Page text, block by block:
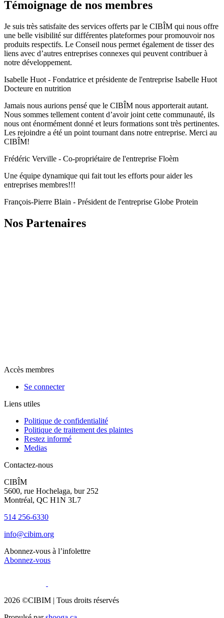
Témoignage de nos membres
Je suis très satisfaite des services offerts par le CIBÎM qui nous offre
une belle visibilité sur différentes plateformes pour promouvoir nos
produits respectifs. Le Conseil nous permet également de tisser des
liens avec d’autres entreprises connexes qui peuvent contribuer à
notre développement.​
Isabelle Huot - Fondatrice et présidente de l'entreprise Isabelle Huot
Docteure en nutrition
Jamais nous aurions pensé que le CIBÎM nous apporterait autant.
Nous sommes tellement content d’avoir joint cette communauté, ils
nous ont énormément donné et leurs formations sont très pertinentes.
Les rejoindre a été un point tournant dans notre entreprise. Merci au
CIBÎM!
Frédéric Verville - Co-propriétaire de l'entreprise Floèm
Une équipe dynamique qui fait tout les efforts pour aider les
entreprises membres!!!
François-Pierre Blain - Président de l'entreprise Globe Protein
Nos Partenaires
Accès membres
Se connecter
Liens utiles
Politique de confidentialité
Politique de traitement des plaintes
Restez informé
Medias
Contactez-nous
CIBÎM
5600, rue Hochelaga, bur 252
Montréal, QC H1N 3L7
514 256-6330
info@cibim.org
Abonnez-vous à l’infolettre
Abonnez-vous
2026 ©CIBIM | Tous droits réservés